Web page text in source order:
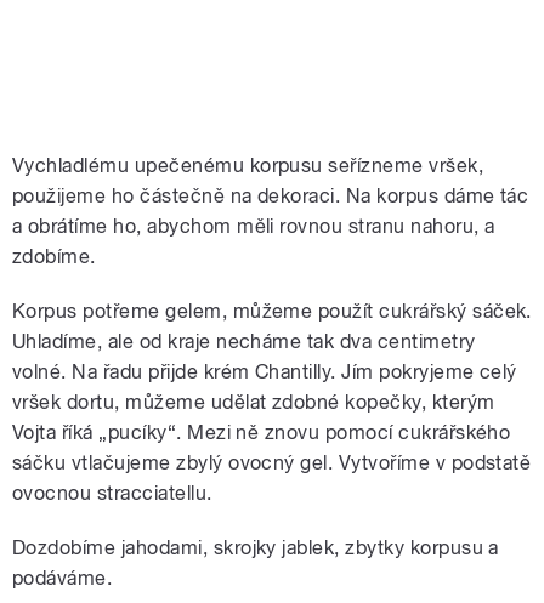
Vychladlému upečenému korpusu seřízneme vršek,
použijeme ho částečně na dekoraci. Na korpus dáme tác
a obrátíme ho, abychom měli rovnou stranu nahoru, a
zdobíme.
Korpus potřeme gelem, můžeme použít cukrářský sáček.
Uhladíme, ale od kraje necháme tak dva centimetry
volné. Na řadu přijde krém Chantilly. Jím pokryjeme celý
vršek dortu, můžeme udělat zdobné kopečky, kterým
Vojta říká „pucíky“. Mezi ně znovu pomocí cukrářského
sáčku vtlačujeme zbylý ovocný gel. Vytvoříme v podstatě
ovocnou stracciatellu.
Dozdobíme jahodami, skrojky jablek, zbytky korpusu a
podáváme.